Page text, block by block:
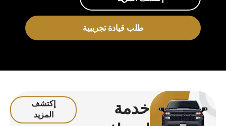
طلب قيادة تجريبية
خدمة
إكتشف
المزيد